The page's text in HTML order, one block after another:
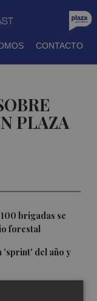
CONTACTO
PLAZA
brigadas se
forestal
'sprint' del año y